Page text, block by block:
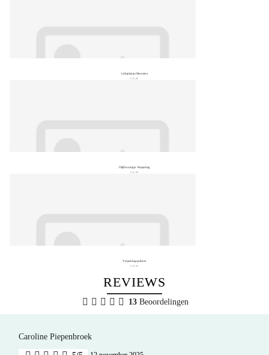
Lichtplantje Monstera
€ 19,99
Olijfboompje Verjaardag
€ 12,99
Verjaardagspakket
€ 14,99
REVIEWS
13 Beoordelingen
Caroline Piepenbroek